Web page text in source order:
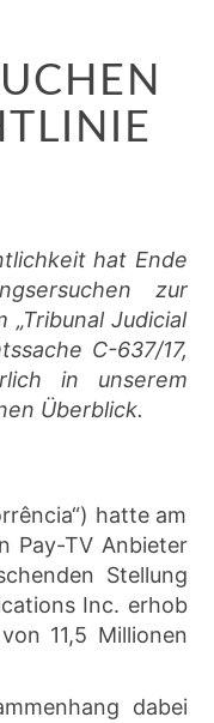
hat Ende
zur
Judicial
C-637/17,
in unserem
Überblick.
hatte am
Pay-TV Anbieter
Stellung
Inc. erhob
11,5 Millionen
dabei